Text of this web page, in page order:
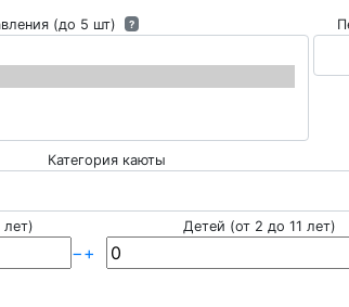
(до 5 шт) ?
Категория каюты
лет)
−+
Детей (от 2 до 11 лет)